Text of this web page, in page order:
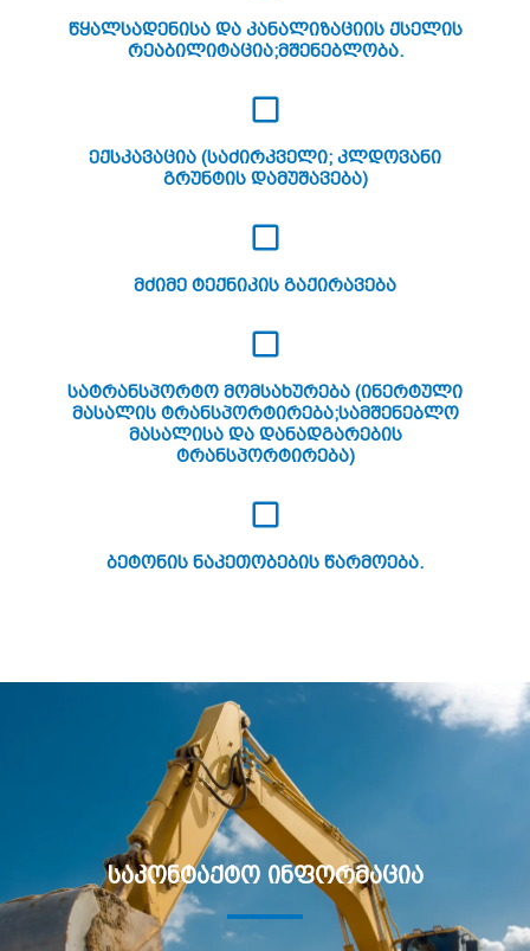
Წყალსადენისა Და Კანალიზაციის Ქსელის
Რეაბილიტაცია;მშენებლობა.
Ექსკავაცია (საძირკველი; Კლდოვანი
Გრუნტის Დამუშავება)
Მძიმე Ტექნიკის Გაქირავება
Სატრანსპორტო Მომსახურება (ინერტული
Მასალის Ტრანსპორტირება;სამშენებლო
Მასალისა Და Დანადგარების
Ტრანსპორტირება)
Ბეტონის Ნაკეთობების Წარმოება.
Საკონტაქტო Ინფორმაცია